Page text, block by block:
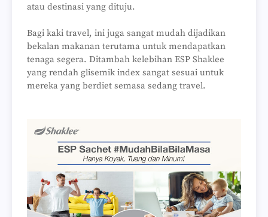
atau destinasi yang dituju.
Bagi kaki travel, ini juga sangat mudah dijadikan
bekalan makanan terutama untuk mendapatkan
tenaga segera. Ditambah kelebihan ESP Shaklee
yang rendah glisemik index sangat sesuai untuk
mereka yang berdiet semasa sedang travel.